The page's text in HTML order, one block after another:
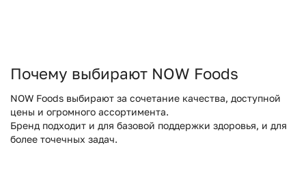
Почему выбирают NOW Foods
NOW Foods выбирают за сочетание качества, доступной
цены и огромного ассортимента.
Бренд подходит и для базовой поддержки здоровья, и для
более точечных задач.